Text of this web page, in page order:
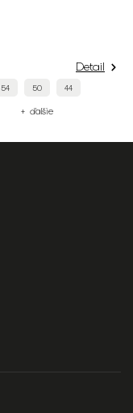
Detail
54 50 44
+ ďalšie